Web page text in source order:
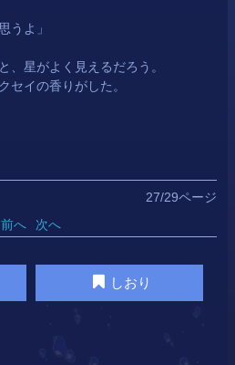
うよ」
星がよく見えるだろう。
イの香りがした。
27/29ページ
前へ
次へ
しおり